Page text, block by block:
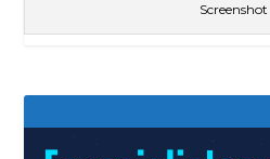
Screenshot